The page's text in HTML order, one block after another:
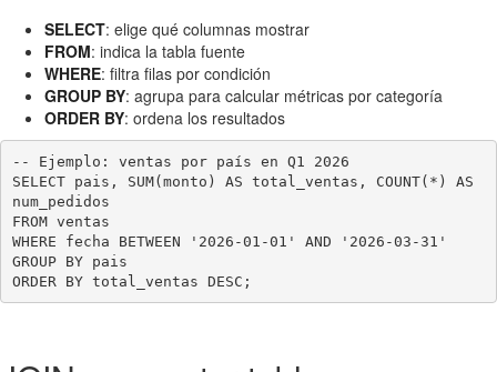
SELECT: elige qué columnas mostrar
FROM: indica la tabla fuente
WHERE: filtra filas por condición
GROUP BY: agrupa para calcular métricas por categoría
ORDER BY: ordena los resultados
-- Ejemplo: ventas por país en Q1 2026
SELECT pais, SUM(monto) AS total_ventas, COUNT(*) AS
num_pedidos
FROM ventas
WHERE fecha BETWEEN '2026-01-01' AND '2026-03-31'
GROUP BY pais